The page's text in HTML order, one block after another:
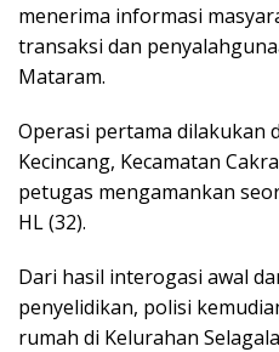
menerima informasi
transaksi dan
Mataram.
Operasi pertama dilakukan
Kecincang, Kecamatan
petugas mengamankan
HL (32).
Dari hasil interogasi awal
penyelidikan, polisi
rumah di Kelurahan